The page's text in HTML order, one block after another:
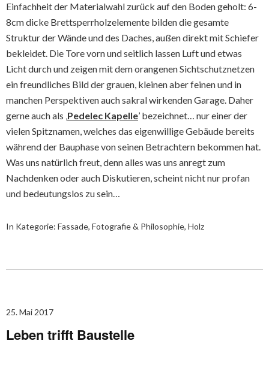
Einfachheit der Materialwahl zurück auf den Boden geholt: 6-
8cm dicke Brettsperrholzelemente bilden die gesamte
Struktur der Wände und des Daches, außen direkt mit Schiefer
bekleidet. Die Tore vorn und seitlich lassen Luft und etwas
Licht durch und zeigen mit dem orangenen Sichtschutznetzen
ein freundliches Bild der grauen, kleinen aber feinen und in
manchen Perspektiven auch sakral wirkenden Garage. Daher
gerne auch als ‚Pedelec Kapelle’ bezeichnet… nur einer der
vielen Spitznamen, welches das eigenwillige Gebäude bereits
während der Bauphase von seinen Betrachtern bekommen hat.
Was uns natürlich freut, denn alles was uns anregt zum
Nachdenken oder auch Diskutieren, scheint nicht nur profan
und bedeutungslos zu sein…
In Kategorie: Fassade, Fotografie & Philosophie, Holz
25. Mai 2017
Leben trifft Baustelle